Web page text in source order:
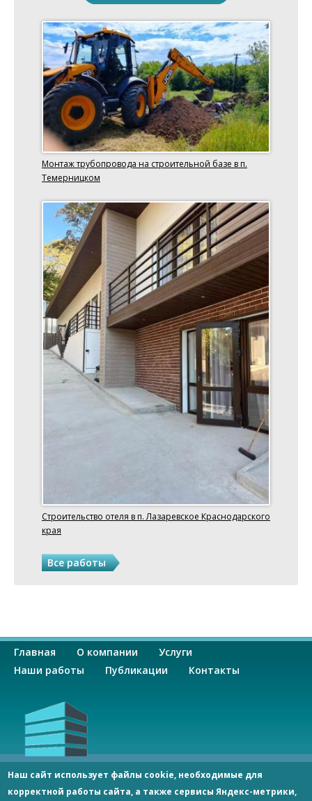
Монтаж трубопровода на строительной базе в п.
Темерницком
Строительство отеля в п. Лазаревское Краснодарского
края
Все работы
О
с
н
о
в
Главная О компании
Услуги
Наши работы
Публикации Контакты
ООО «СпецСтрой»
Россия 344092, г. Ростов-на-Дону, пр-кт Космонавтов, 2/2,
оф. 406
Наш сайт использует файлы cookie, необходимые для
корректной работы сайта, а также сервисы Яндекс-метрики,